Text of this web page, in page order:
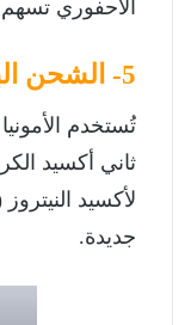
الأحفوري تسهم
5- الشحن البحري
تُستخدم
ثاني أكسيد
لأكسيد
جديدة.